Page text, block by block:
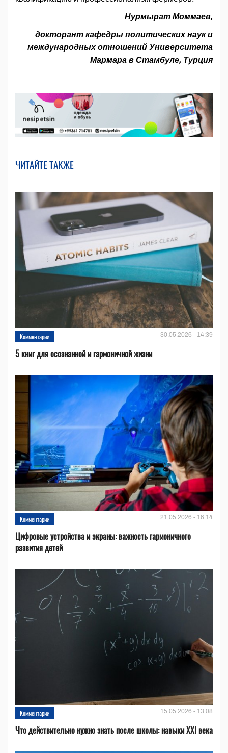
Нурмырат Моммаев,
докторант кафедры политических наук и
международных отношений Университета
Мармара в Стамбуле, Турция
ЧИТАЙТЕ ТАКЖЕ
Комментарии 30.05.2026 - 14:39
5 книг для осознанной и гармоничной жизни
Комментарии 21.05.2026 - 16:14
Цифровые устройства и эĸраны: важность гармоничного
развития детей
Комментарии 15.05.2026 - 13:08
Что действительно нужно знать после школы: навыки XXI века